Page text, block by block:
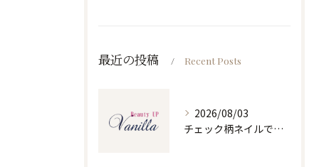
最近の投稿 Recent Posts
2026/08/03
チェック柄ネイルで人気ネイルを大人可愛くセルフで仕上げるコツと季節別デザイン集